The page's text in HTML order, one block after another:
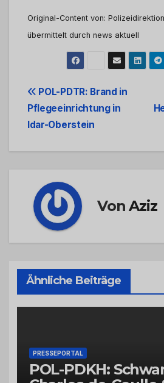
Original-Content von:
übermittelt durch news aktuell
Beitrags-
Navigation
POL-PDTR: Brand in
Pflegeeinrichtung in
Idar-Oberstein
VonAziz
Ähnliche Beiträge
PRESSEPORTAL
POL-PDKH: